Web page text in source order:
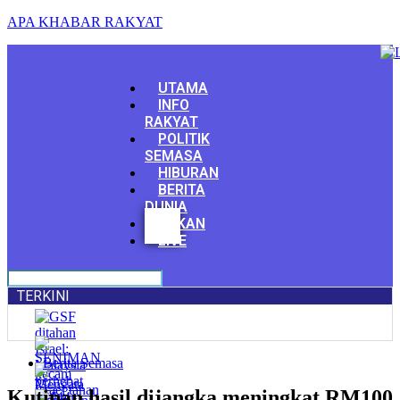
APA KHABAR RAKYAT
Menu
UTAMA
INFO
RAKYAT
POLITIK
SEMASA
HIBURAN
BERITA
DUNIA
SUKAN
LIVE
Facebook
Youtube
TERKINI
Berita Semasa